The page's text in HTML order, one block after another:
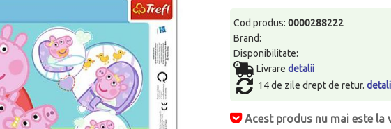
Cod produs:0000288222
Brand:
Disponibilitate:
Livraredetalii
14 de zile drept de retur.
Acest produs nu mai este la